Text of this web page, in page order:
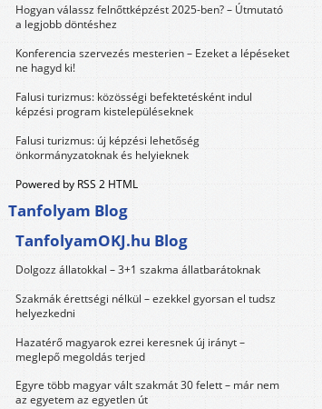
Hogyan válassz felnőttképzést 2025-ben? – Útmutató
a legjobb döntéshez
Konferencia szervezés mesterien – Ezeket a lépéseket
ne hagyd ki!
Falusi turizmus: közösségi befektetésként indul
képzési program kistelepüléseknek
Falusi turizmus: új képzési lehetőség
önkormányzatoknak és helyieknek
Powered by RSS 2 HTML
Tanfolyam Blog
TanfolyamOKJ.hu Blog
Dolgozz állatokkal – 3+1 szakma állatbarátoknak
Szakmák érettségi nélkül – ezekkel gyorsan el tudsz
helyezkedni
Hazatérő magyarok ezrei keresnek új irányt –
meglepő megoldás terjed
Egyre több magyar vált szakmát 30 felett – már nem
az egyetem az egyetlen út